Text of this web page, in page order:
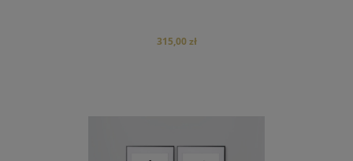
315,00 zł